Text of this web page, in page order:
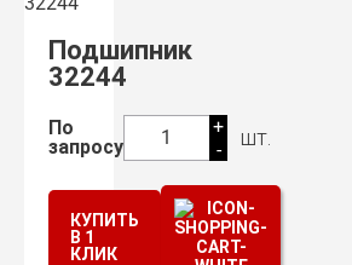
Подшипник
32244
По
запросу
1
+
-
шт.
КУПИТЬ
В 1
КЛИК